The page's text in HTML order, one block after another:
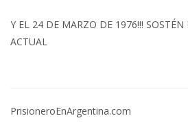
Y EL 24 DE MARZO DE 1976!!!
ACTUAL
PrisioneroEnArgentina.com